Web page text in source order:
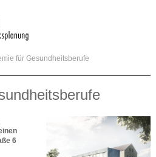
für Gesundheitsberufe
6